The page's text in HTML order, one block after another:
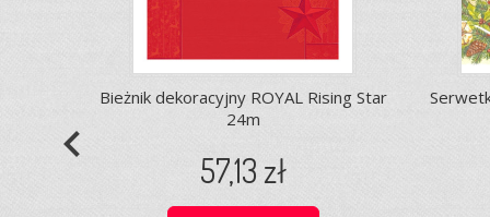
Bieżnik dekoracyjny ROYAL Rising Star
24m
57,13 zł
navigate_before